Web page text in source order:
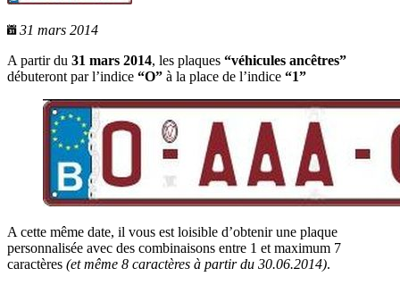
31 mars 2014
A partir du 31 mars 2014, les plaques “véhicules ancêtres”
débuteront par l’indice “O” à la place de l’indice “1”
A cette même date, il vous est loisible d’obtenir une plaque
personnalisée avec des combinaisons entre 1 et maximum 7
caractères (et même 8 caractères à partir du 30.06.2014).